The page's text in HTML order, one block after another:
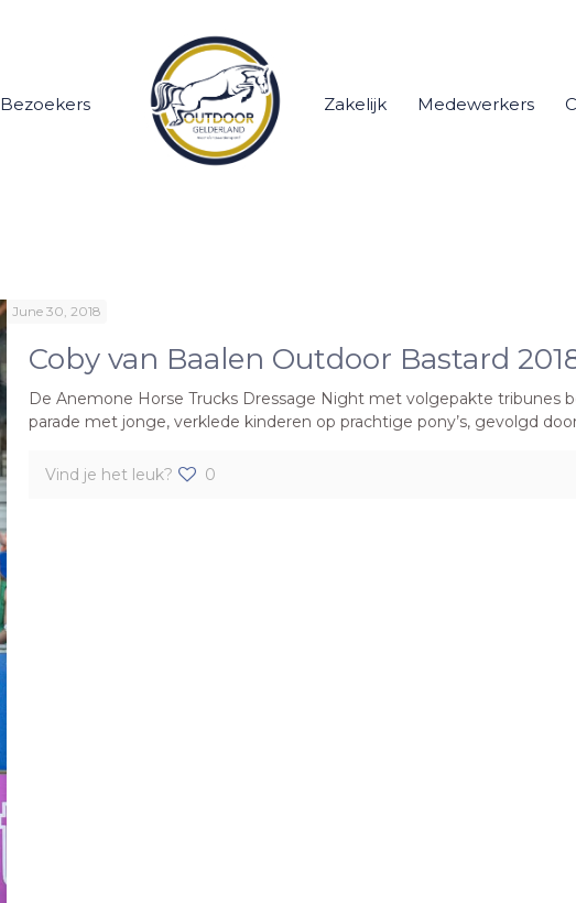
Bezoekers Zakelijk Medewerkers
June 30, 2018
Coby van Baalen Outdoor Bastard
De Anemone Horse Trucks Dressage Night met volgepakte tribunes
parade met jonge, verklede kinderen op prachtige pony’s, gevolgd
Vind je het leuk? 0